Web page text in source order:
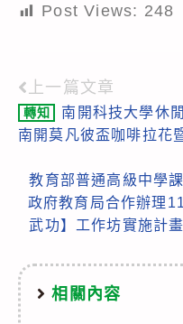
Post Views: 248
Read
more
上一篇文章
轉知
南開科技大學休
南開莫凡彼盃咖啡拉花
教育部普通高級中學
政府教育局合作辦理
武功】工作坊實施計
相關內容